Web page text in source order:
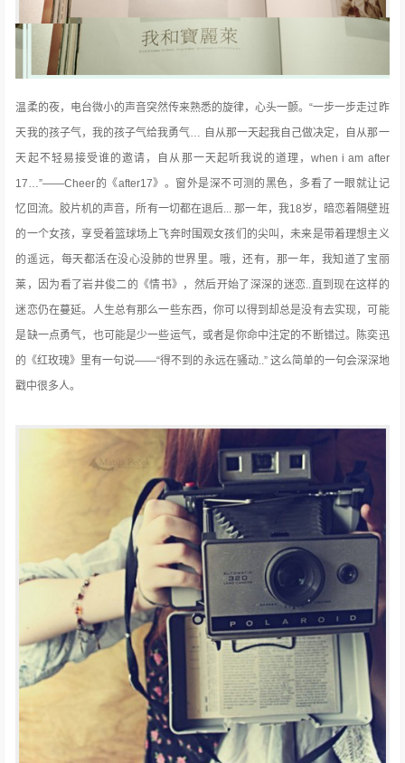
温柔的夜，电台微小的声音突然传来熟悉的旋律，心头一颤。“一步一步走过昨
天我的孩子气，我的孩子气给我勇气… 自从那一天起我自己做决定，自从那一
天起不轻易接受谁的邀请，自从那一天起听我说的道理，when i am after
17…”——Cheer的《after17》。窗外是深不可测的黑色，多看了一眼就让记
忆回流。胶片机的声音，所有一切都在退后... 那一年，我18岁，暗恋着隔壁班
的一个女孩，享受着篮球场上飞奔时围观女孩们的尖叫，未来是带着理想主义
的遥远，每天都活在没心没肺的世界里。哦，还有，那一年，我知道了宝丽
莱，因为看了岩井俊二的《情书》，然后开始了深深的迷恋..直到现在这样的
迷恋仍在蔓延。人生总有那么一些东西，你可以得到却总是没有去实现，可能
是缺一点勇气，也可能是少一些运气，或者是你命中注定的不断错过。陈奕迅
的《红玫瑰》里有一句说——“得不到的永远在骚动..” 这么简单的一句会深深地
戳中很多人。